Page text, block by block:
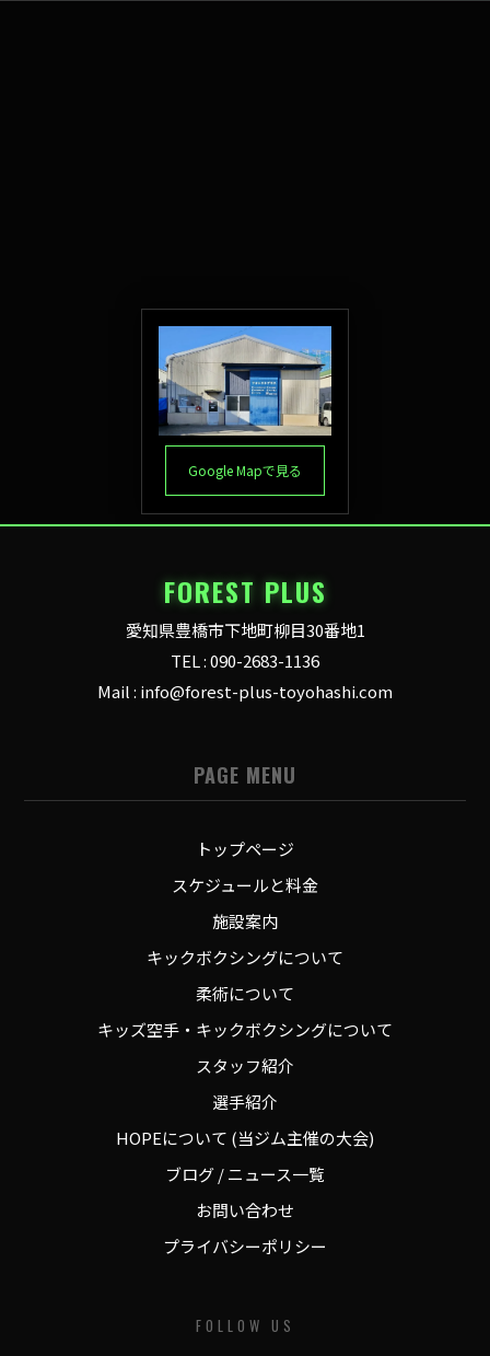
Google Mapで見る
FOREST PLUS
愛知県豊橋市下地町柳目30番地1
TEL : 090-2683-1136
Mail : info@forest-plus-toyohashi.com
PAGE MENU
トップページ
スケジュールと料金
施設案内
キックボクシングについて
柔術について
キッズ空手・キックボクシングについて
スタッフ紹介
選手紹介
HOPEについて (当ジム主催の大会)
ブログ / ニュース一覧
お問い合わせ
プライバシーポリシー
FOLLOW US